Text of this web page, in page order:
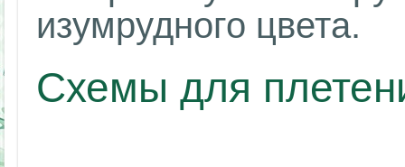
изумрудного цвета.
Схемы для